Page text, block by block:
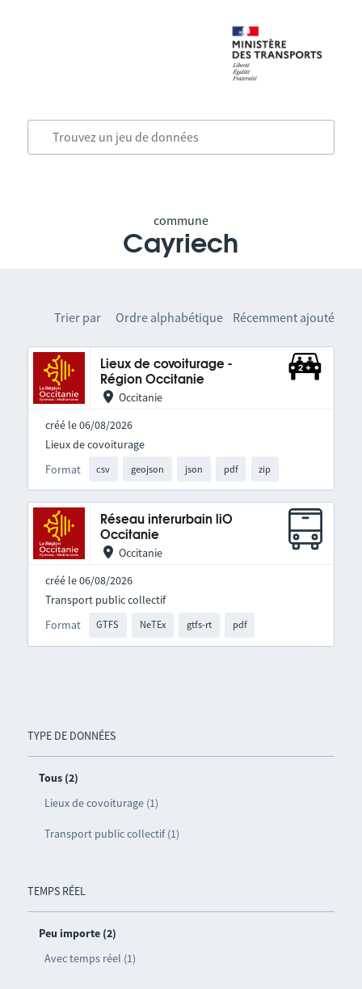
commune
Cayriech
TYPE DE DONNÉES
Tous (2)
Lieux de covoiturage (1)
Transport public collectif (1)
TEMPS RÉEL
Peu importe (2)
Avec temps réel (1)
Trier par Ordre alphabétique Récemment ajouté
Lieux de covoiturage -
Région Occitanie
Occitanie
créé le 06/08/2026
Format csv geojson json pdf zip
Lieux de covoiturage
Réseau interurbain liO
Occitanie
Occitanie
créé le 06/08/2026
Format GTFS NeTEx gtfs-rt pdf
Transport public collectif